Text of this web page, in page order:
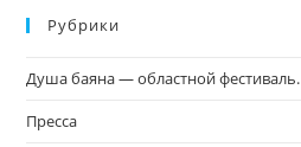
Рубрики
Душа баяна — областной фестиваль.
Пресса